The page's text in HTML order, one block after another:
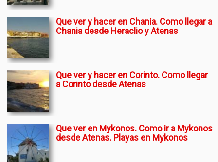
Que ver y hacer en Chania. Como llegar a
Chania desde Heraclio y Atenas
Que ver y hacer en Corinto. Como llegar
a Corinto desde Atenas
Que ver en Mykonos. Como ir a Mykonos
desde Atenas. Playas en Mykonos